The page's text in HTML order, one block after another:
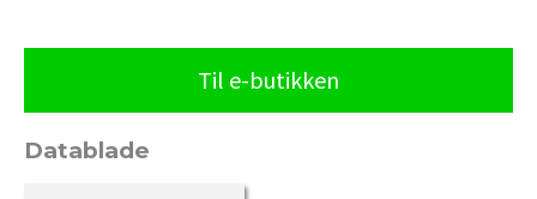
Til e-butikken
Datablade